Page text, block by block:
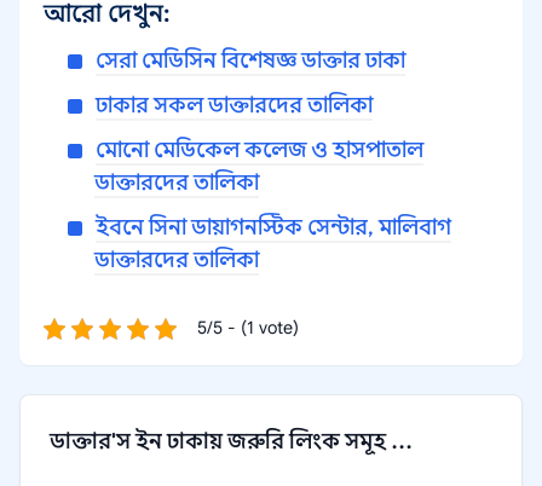
আরো দেখুন:
সেরা মেডিসিন বিশেষজ্ঞ ডাক্তার ঢাকা
ঢাকার সকল ডাক্তারদের তালিকা
মোনো মেডিকেল কলেজ ও হাসপাতাল
ডাক্তারদের তালিকা
ইবনে সিনা ডায়াগনস্টিক সেন্টার, মালিবাগ
ডাক্তারদের তালিকা
5/5 - (1 vote)
ডাক্তার'স ইন ঢাকায় জরুরি লিংক সমূহ ...